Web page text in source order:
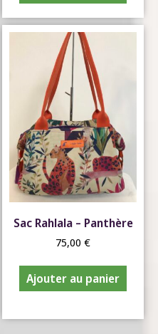
Sac Rahlala – Panthère
75,00 €
Ajouter au panier